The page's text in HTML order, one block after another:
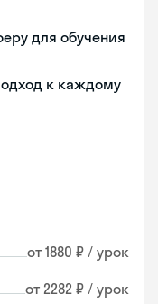
для обучения
к каждому
от 1880 ₽ / урок
от 2282 ₽ / урок